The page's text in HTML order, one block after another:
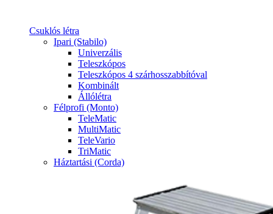
Csuklós létra
Ipari (Stabilo)
Univerzális
Teleszkópos
Teleszkópos 4 szárhosszabbítóval
Kombinált
Állólétra
Félprofi (Monto)
TeleMatic
MultiMatic
TeleVario
TriMatic
Háztartási (Corda)